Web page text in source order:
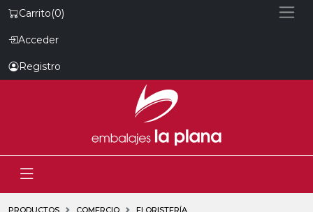
Carrito(0)
Acceder
Registro
PRODUCTOS COMERCIO
FLORISTERÍA